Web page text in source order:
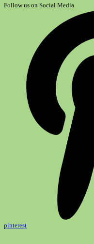
Follow us on Social Media
pinterest